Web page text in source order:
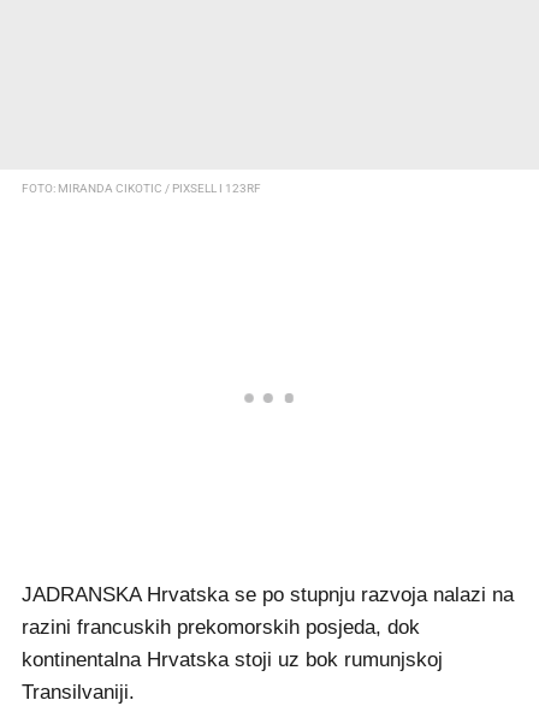
FOTO: MIRANDA CIKOTIC / PIXSELL I 123RF
JADRANSKA Hrvatska se po stupnju razvoja nalazi na
razini francuskih prekomorskih posjeda, dok
kontinentalna Hrvatska stoji uz bok rumunjskoj
Transilvaniji.